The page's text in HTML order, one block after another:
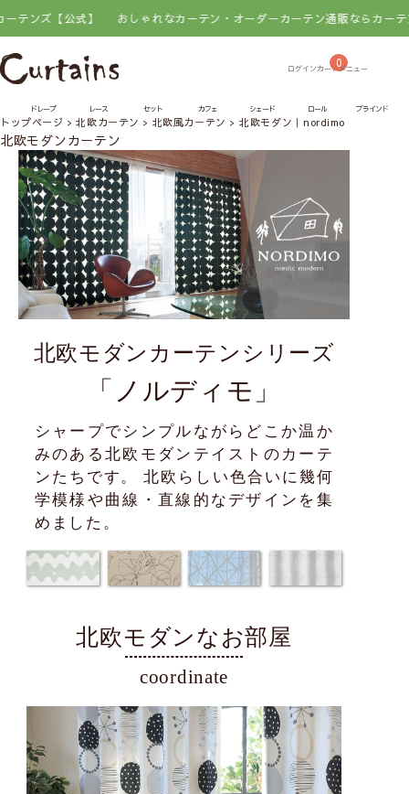
【公式】 おしゃれなカーテン・オーダーカーテン通販ならカーテンズ【
0
ドレープ レース セット カフェ シェード ロール ブラインド
トップページ 北欧カーテン 北欧風カーテン 北欧モダン｜nordimo
北欧モダンカーテン
北欧モダンカーテンシリーズ
「ノルディモ」
シャープでシンプルながらどこか温か
みのある北欧モダンテイストのカーテ
ンたちです。 北欧らしい色合いに幾何
学模様や曲線・直線的なデザインを集
めました。
北欧モダンなお部屋
coordinate